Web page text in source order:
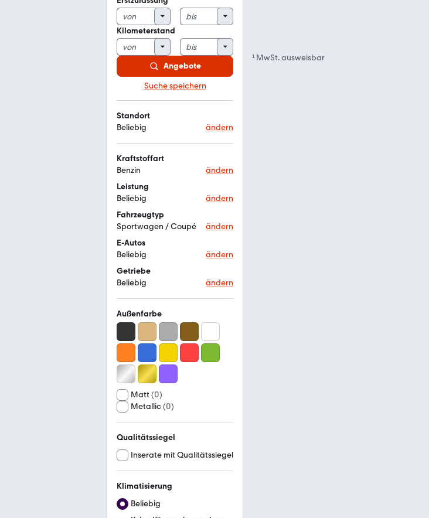
Kilometerstand
Angebote
Suche speichern
Standort
Beliebig
ändern
Kraftstoffart
Benzin
ändern
Leistung
Beliebig
ändern
Fahrzeugtyp
Sportwagen / Coupé
ändern
E-Autos
Beliebig
ändern
Getriebe
Beliebig
ändern
Außenfarbe
Matt (0)
Metallic(0)
Qualitätssiegel
Inserate mit Qualitätssiegel
Klimatisierung
Beliebig
¹MwSt. ausweisbar